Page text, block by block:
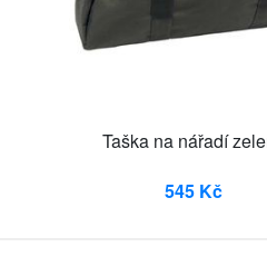
Taška na nářadí
545 Kč